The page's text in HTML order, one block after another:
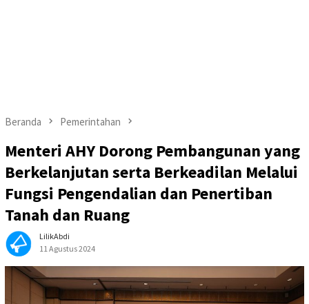
Beranda Pemerintahan
Menteri AHY Dorong Pembangunan yang
Berkelanjutan serta Berkeadilan Melalui
Fungsi Pengendalian dan Penertiban
Tanah dan Ruang
LilikAbdi
11 Agustus 2024